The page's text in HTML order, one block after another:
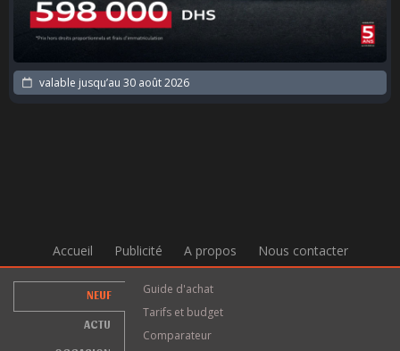
valable jusqu’au 30 août 2026
Accueil Publicité A propos Nous contacter
NEUF
ACTU
Guide d'achat
Tarifs et budget
Comparateur